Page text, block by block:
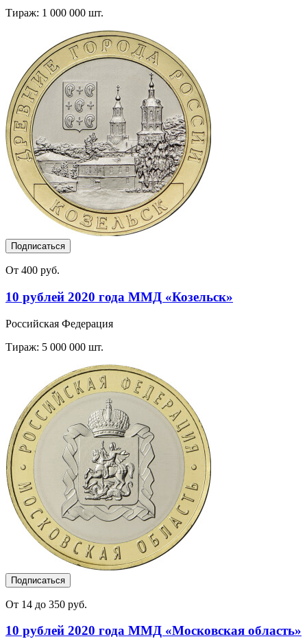
Тираж: 1 000 000 шт.
Подписаться
От 400 руб.
10 рублей 2020 года ММД «Козельск»
Российская Федерация
Тираж: 5 000 000 шт.
Подписаться
От 14 до 350 руб.
10 рублей 2020 года ММД «Московская область»